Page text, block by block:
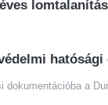
dokumentációba a